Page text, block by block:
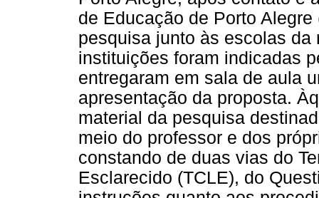
de Educação de Porto
pesquisa junto às escolas
instituições foram indicadas
entregaram em sala de aula
apresentação da proposta.
material da pesquisa
meio do professor e dos
constando de duas vias do
Esclarecido (TCLE), do